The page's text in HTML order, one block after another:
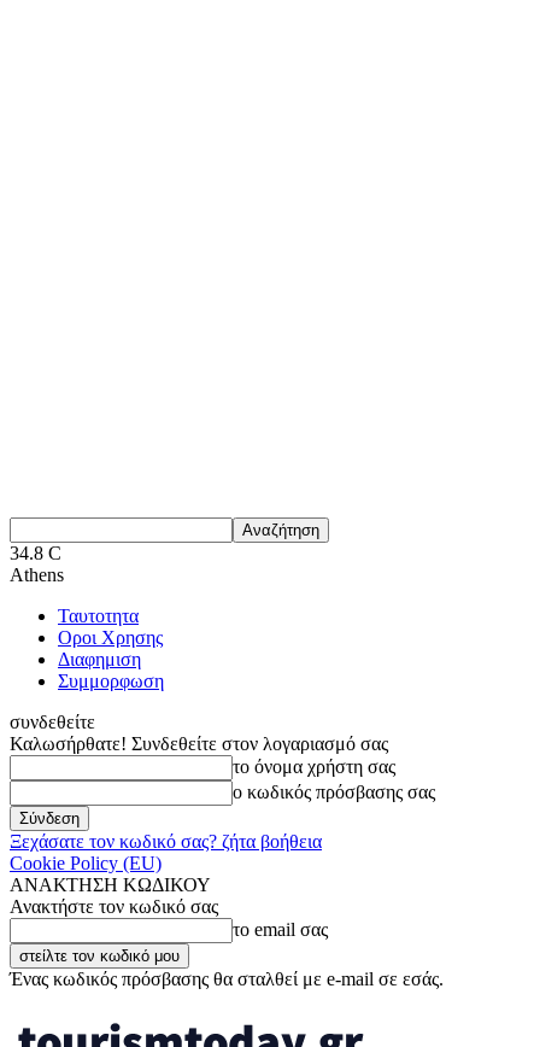
34.8 C
Athens
Ταυτοτητα
Οροι Χρησης
Διαφημιση
Συμμορφωση
συνδεθείτε
Καλωσήρθατε! Συνδεθείτε στον λογαριασμό σας
το όνομα χρήστη σας
ο κωδικός πρόσβασης σας
Ξεχάσατε τον κωδικό σας? ζήτα βοήθεια
Cookie Policy (EU)
ΑΝΑΚΤΗΣΗ ΚΩΔΙΚΟΥ
Ανακτήστε τον κωδικό σας
το email σας
Ένας κωδικός πρόσβασης θα σταλθεί με e-mail σε εσάς.